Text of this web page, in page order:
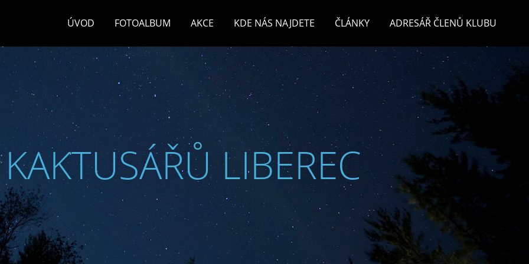
ÚVOD FOTOALBUM AKCE KDE NÁS NAJDETE ČLÁNKY ADRESÁŘ ČLENŮ KLUBU
LIBEREC